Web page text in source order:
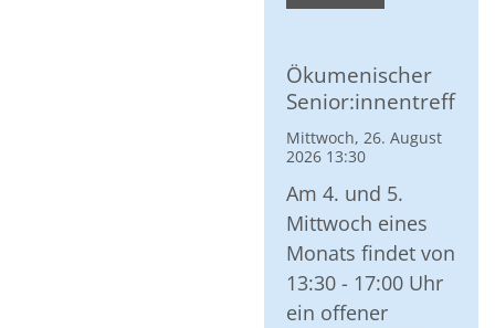
Ökumenischer
Senior:innentreff
Mittwoch, 26. August
2026 13:30
Am 4. und 5.
Mittwoch eines
Monats findet von
13:30 - 17:00 Uhr
ein offener